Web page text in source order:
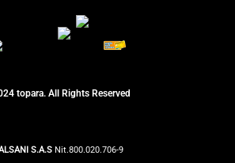
topara. All Rights Reserved
S.A.S Nit.800.020.706-9